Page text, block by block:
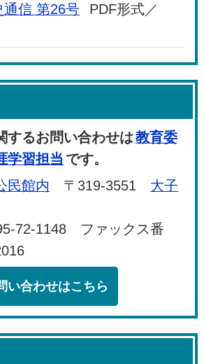
通信 第26号
PDF形式／
するお問い合わせは教育委
学習担当 です。
民館内 〒319-3551 大子
72-1148 ファックス番
い合わせはこちら